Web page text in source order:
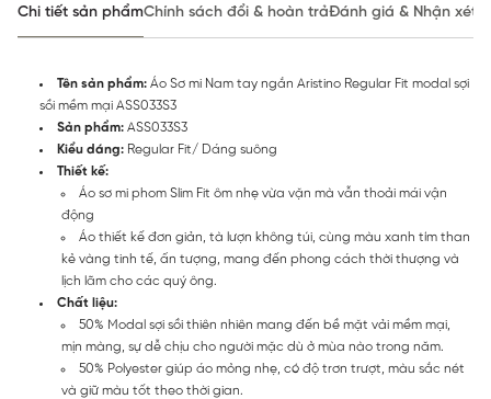
Chi tiết sản phẩmChính sách đổi & hoàn trảĐánh giá & Nhận xét
Tên sản phẩm: Áo Sơ mi Nam tay ngắn Aristino Regular Fit modal sợi
sồi mềm mại ASS033S3
Sản phẩm: ASS033S3
Kiểu dáng: Regular Fit/ Dáng suông
Thiết kế:
Áo sơ mi phom Slim Fit ôm nhẹ vừa vặn mà vẫn thoải mái vận
động
Áo thiết kế đơn giản, tà lượn không túi, cùng màu xanh tím than
kẻ vàng tinh tế, ấn tượng, mang đến phong cách thời thượng và
lịch lãm cho các quý ông.
Chất liệu:
50% Modal sợi sồi thiên nhiên mang đến bề mặt vải mềm mại,
mịn màng, sự dễ chịu cho người mặc dù ở mùa nào trong năm.
50% Polyester giúp áo mỏng nhẹ, có độ trơn trượt, màu sắc nét
và giữ màu tốt theo thời gian.